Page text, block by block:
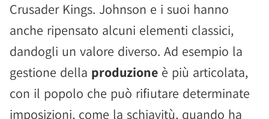
Crusader Kings. Johnson e i suoi hanno
anche ripensato alcuni elementi classici,
dandogli un valore diverso. Ad esempio la
gestione della produzione è più articolata,
con il popolo che può rifiutare determinate
imposizioni, come la schiavitù, quando ha